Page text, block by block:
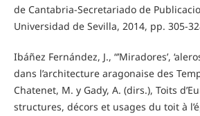
de Cantabria-Secretariado de
Universidad de Sevilla, 2014, pp. 305-
Ibáñez Fernández, J., “’Miradores’,
dans l’architecture aragonaise des
Chatenet, M. y Gady, A. (dirs.), Toits
structures, décors et usages du toit à